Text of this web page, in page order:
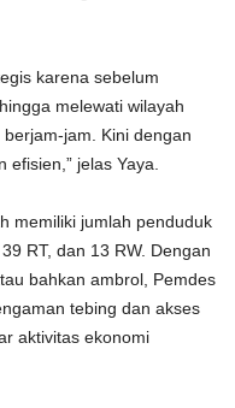
karena sebelum
melewati wilayah
jam. Kini dengan
jelas Yaya.
memiliki jumlah penduduk
RT, dan 13 RW. Dengan
bahkan ambrol, Pemdes
tebing dan akses
aktivitas ekonomi